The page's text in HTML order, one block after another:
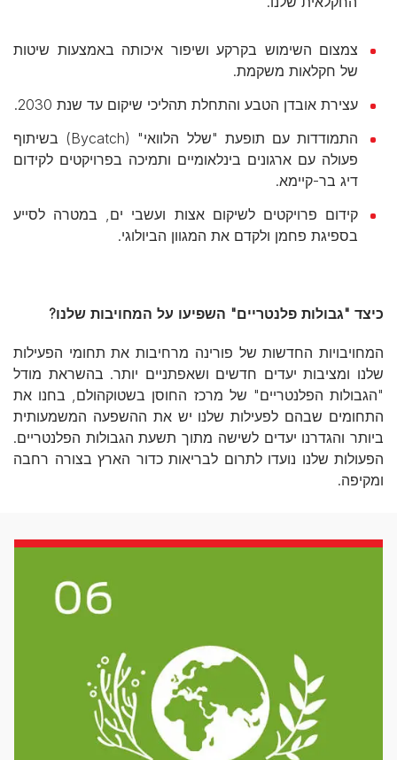
צמצום השימוש בקרקע ושיפור איכותה באמצעות שיטות
של חקלאות משקמת.
עצירת אובדן הטבע והתחלת תהליכי שיקום עד שנת 2030.
התמודדות עם תופעת "שלל הלוואי" (Bycatch) בשיתוף
פעולה עם ארגונים בינלאומיים ותמיכה בפרויקטים לקידום
דיג בר-קיימא.
קידום פרויקטים לשיקום אצות ועשבי ים, במטרה לסייע
בספיגת פחמן ולקדם את המגוון הביולוגי.
כיצד "גבולות פלנטריים" השפיעו על המחויבות שלנו?
המחויבויות החדשות של פורינה מרחיבות את תחומי הפעילות
שלנו ומציבות יעדים חדשים ושאפתניים יותר. בהשראת מודל
"הגבולות הפלנטריים" של מרכז החוסן בשטוקהולם, בחנו את
התחומים שבהם לפעילות שלנו יש את ההשפעה המשמעותית
ביותר והגדרנו יעדים לשישה מתוך תשעת הגבולות הפלנטריים.
הפעולות שלנו נועדו לתרום לבריאות כדור הארץ בצורה רחבה
ומקיפה.